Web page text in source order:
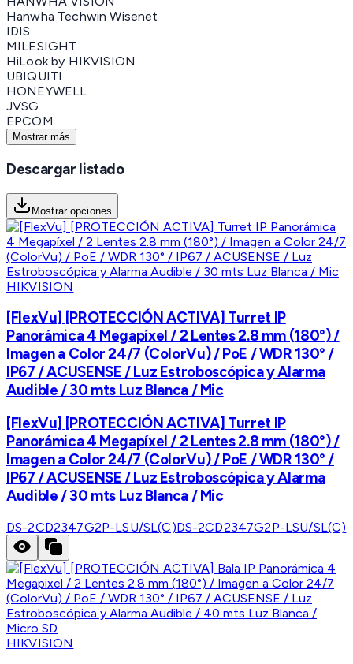
Hanwha Techwin Wisenet
IDIS
MILESIGHT
HiLook by HIKVISION
UBIQUITI
HONEYWELL
JVSG
EPCOM
Mostrar más
Descargar listado
Mostrar opciones
HIKVISION
[FlexVu] [PROTECCIÓN ACTIVA] Turret IP
Panorámica 4 Megapíxel / 2 Lentes 2.8 mm (180°) /
Imagen a Color 24/7 (ColorVu) / PoE / WDR 130° /
IP67 / ACUSENSE / Luz Estroboscópica y Alarma
Audible / 30 mts Luz Blanca / Mic
[FlexVu] [PROTECCIÓN ACTIVA] Turret IP
Panorámica 4 Megapíxel / 2 Lentes 2.8 mm (180°) /
Imagen a Color 24/7 (ColorVu) / PoE / WDR 130° /
IP67 / ACUSENSE / Luz Estroboscópica y Alarma
Audible / 30 mts Luz Blanca / Mic
DS-2CD2347G2P-LSU/SL(C)DS-2CD2347G2P-LSU/SL(C)
HIKVISION